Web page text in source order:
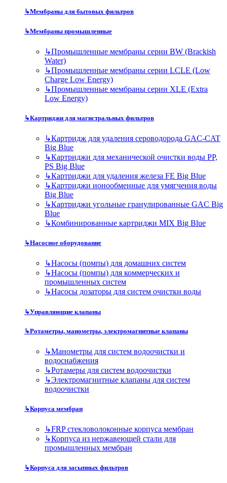
↳Мембраны для бытовых фильтров
↳Мембраны промышленные
↳Промышленные мембраны серии BW (Brackish
Water)
↳Промышленные мембраны серии LCLE (Low
Charge Low Energy)
↳Промышленные мембраны серии XLE (Extra
Low Energy)
↳Картриджи для магистральных фильтров
↳Картридж для удаления сероводорода GAC-CAT
Big Blue
↳Картриджи для механической очистки воды PP,
PS Big Blue
↳Картриджи для удаления железа FE Big Blue
↳Картриджи ионообменные для умягчения воды
Big Blue
↳Картриджи угольные гранулированные GAC Big
Blue
↳Комбинированные картриджи MIX Big Blue
↳Насосное оборудование
↳Насосы (помпы) для домашних систем
↳Насосы (помпы) для коммерческих и
промышленных систем
↳Насосы дозаторы для систем очистки воды
↳Управляющие клапаны
↳Ротаметры, манометры, электромагнитные клапаны
↳Манометры для систем водоочистки и
водоснабжения
↳Ротамеры для систем водоочистки
↳Электромагнитные клапаны для систем
водоочистки
↳Корпуса мембран
↳FRP стекловолоконные корпуса мембран
↳Корпуса из нержавеющей стали для
промышленных мембран
↳Корпуса для засыпных фильтров